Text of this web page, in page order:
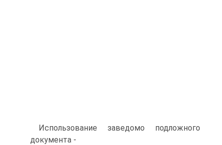
Использование заведомо подложного
документа -